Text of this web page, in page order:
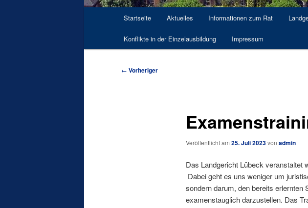
Startseite Aktuelles Informationen zum Rat
Konflikte in der Einzelausbildung Impressum
Beitragsnavigation
← Vorheriger
Veröffentlicht am 25. Juli 2023von admin
Das Landgericht Lübeck veranstaltet
Dabei geht es uns weniger um
sondern darum, den bereits
examenstauglich darzustellen. Das